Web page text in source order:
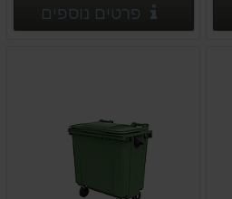
פרטים נוספיםפרטים נוספים